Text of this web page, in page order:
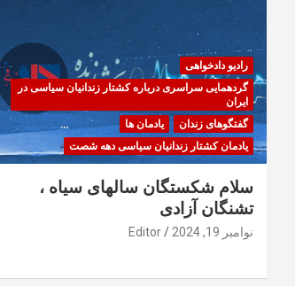
رادیو دادخواهی
گردهمایی سراسری درباره کشتار زندانیان سیاسی در
ایران
گفتگوهای زندان
یادمان ها
یادمان کشتار زندانیان سیاسی دهه شصت
سلام شکستگان سالهای سیاه ،
تشنگان آزادی
نوامبر 19, 2024 Editor